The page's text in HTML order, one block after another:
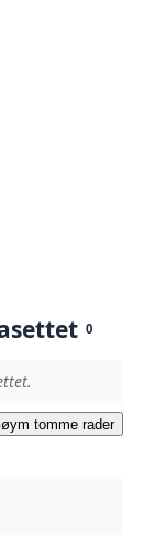
0
tomme rader